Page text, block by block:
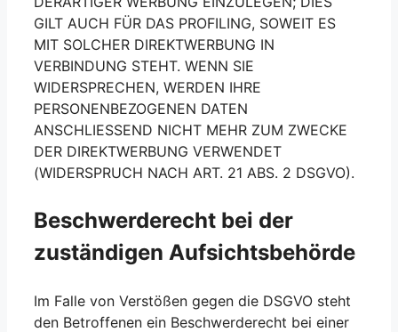
GILT AUCH FÜR DAS PROFILING, SOWEIT ES
MIT SOLCHER DIREKTWERBUNG IN
VERBINDUNG STEHT. WENN SIE
WIDERSPRECHEN, WERDEN IHRE
PERSONENBEZOGENEN DATEN
ANSCHLIESSEND NICHT MEHR ZUM ZWECKE
DER DIREKTWERBUNG VERWENDET
(WIDERSPRUCH NACH ART. 21 ABS. 2 DSGVO).
Beschwerde­recht bei der
zuständigen Aufsichts­behörde
Im Falle von Verstößen gegen die DSGVO steht
den Betroffenen ein Beschwerderecht bei einer